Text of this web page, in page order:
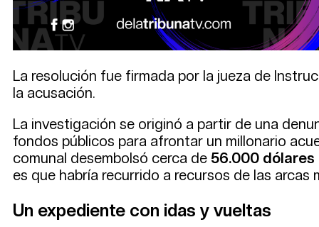
La resolución fue firmada por la jueza de
la acusación.
La investigación se originó a partir de una
fondos públicos para afrontar un millonario
comunal desembolsó cerca de 56.000 dólares
es que habría recurrido a recursos de las arcas
Un expediente con idas y vueltas